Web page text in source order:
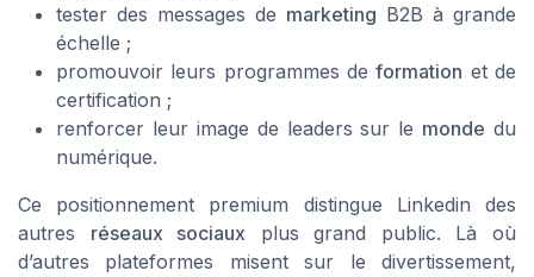
tester des messages de marketing B2B à grande
échelle ;
promouvoir leurs programmes deformation et de
certification ;
renforcer leur image de leaders sur le monde du
numérique.
Ce positionnement premium distingue Linkedin des
autres réseaux sociaux plus grand public. Là où
d’autres plateformes misent sur le divertissement,